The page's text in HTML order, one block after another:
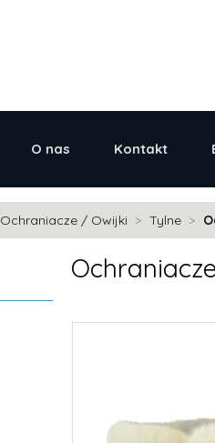
O nas Kontakt
Ochraniacze / Owijki Tylne